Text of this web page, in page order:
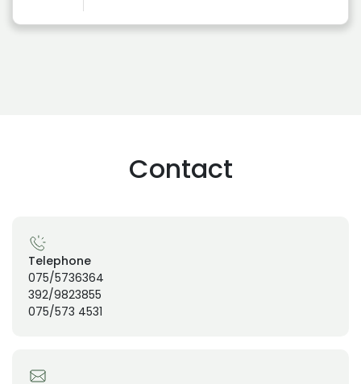
Contact
Telephone
075/5736364
392/9823855
075/573 4531